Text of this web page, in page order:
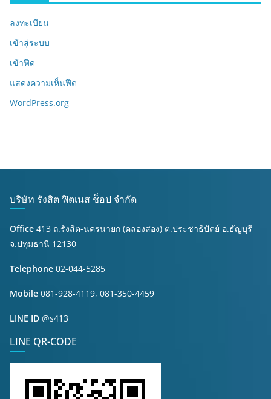
ลงทะเบียน
เข้าสู่ระบบ
เข้าฟีด
แสดงความเห็นฟีด
WordPress.org
บริษัท รังสิต ฟิตเนส ช็อป จำกัด
Office 413 ถ.รังสิต-นครนายก (คลองสอง) ต.ประชาธิปัตย์ อ.ธัญบุรี
จ.ปทุมธานี 12130
Telephone 02-044-5285
Mobile 081-928-4119, 081-350-4459
LINE ID @s413
LINE QR-CODE